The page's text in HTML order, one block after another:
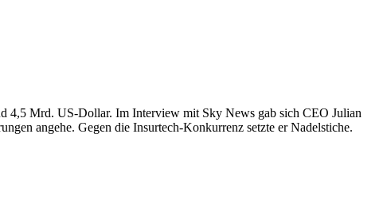
4,5 Mrd. US-Dollar. Im Interview mit Sky News gab sich CEO Julian
angehe. Gegen die Insurtech-Konkurrenz setzte er Nadelstiche.